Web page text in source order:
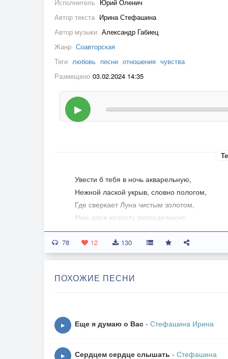
Исполнитель Юрий Оленич
Автор текста Ирина Стефашина
Автор музыки Александр Габиец
Жанр Соавторская
Теги любовь песни отношения чувства
Размещено 03.02.2024 14:35
▶
Увести б тебя в ночь акварельную,
Нежной лаской укрыв, словно пологом,
Где сверкает Луна чистым золотом,
Нам даря красоту запредельную.
Там, где купол усыпан весь звездами
В изумрудно-жемчужном свечении
Что с тобой друг для друга мы созданы.
Нам любовь Свыше Богом завещана
Ты - моя ненаглядная Женщина.
78 12 130
ПОХОЖИЕ ПЕСНИ
▶ Еще я думаю о Вас - Стефашина Ирина
▶ Сердцем сердце слышать - Стефашина